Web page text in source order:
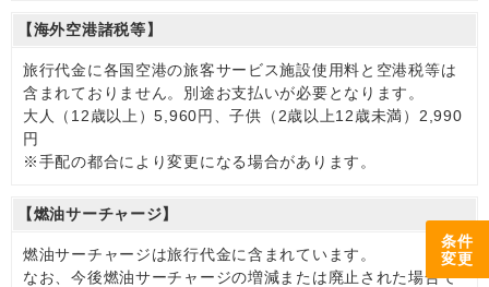
条件
変更
【海外空港諸税等】
旅行代金に各国空港の旅客サービス施設使用料と空港税等は
含まれておりません。別途お支払いが必要となります。
大人（12歳以上）5,960円、子供（2歳以上12歳未満）2,990
円
※手配の都合により変更になる場合があります。
【燃油サーチャージ】
燃油サーチャージは旅行代金に含まれています。
なお、今後燃油サーチャージの増減または廃止された場合で